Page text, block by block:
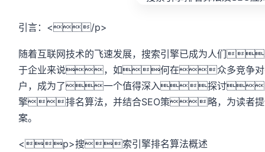
引言：</p>
随着互联网技术的飞速发展，搜索引擎已成为人们
于企业来说，如何在众多竞争对
户，成为了一个值得深入探讨
擎排名算法，并结合SEO策略，为读者
案。
<p>搜索引擎排名算法概述